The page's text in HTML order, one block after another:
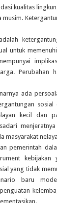
kualitas
untuk
Perubahan
ada
kecil dan
masyarakat
pemerintah
yang tidak
baru